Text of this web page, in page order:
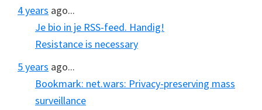
4 years ago...
Je bio in je RSS-feed. Handig!
Resistance is necessary
5 years ago...
Bookmark: net.wars: Privacy-preserving mass
surveillance